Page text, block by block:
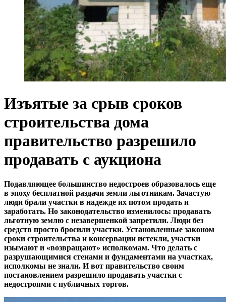
Изъятые за срыв сроков
строительства дома
правительство разрешило
продавать с аукциона
Подавляющее большинство недостроев образовалось еще
в эпоху бесплатной раздачи земли льготникам. Зачастую
люди брали участки в надежде их потом продать и
заработать. Но законодательство изменилось: продавать
льготную землю с незавершенкой запретили. Люди без
средств просто бросили участки. Установленные законом
сроки строительства и консервации истекли, участки
изымают и «возвращают» исполкомам. Что делать с
разрушающимися стенами и фундаментами на участках,
исполкомы не знали. И вот правительство своим
постановлением разрешило продавать участки с
недостроями с публичных торгов.